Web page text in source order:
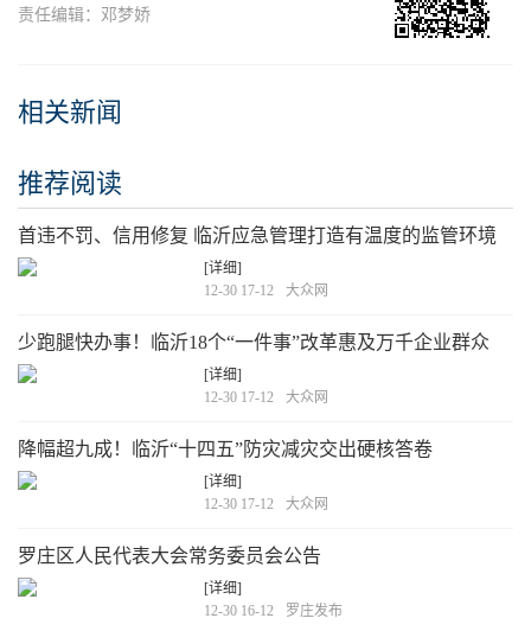
责任编辑：邓梦娇
相关新闻
推荐阅读
首违不罚、信用修复 临沂应急管理打造有温度的监管环境
[详细]
12-30 17-12
大众网
少跑腿快办事！临沂18个“一件事”改革惠及万千企业群众
[详细]
12-30 17-12
大众网
降幅超九成！临沂“十四五”防灾减灾交出硬核答卷
[详细]
12-30 17-12
大众网
罗庄区人民代表大会常务委员会公告
[详细]
12-30 16-12
罗庄发布